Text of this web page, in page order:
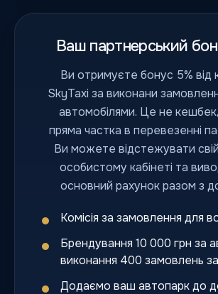
Ваш партнерський
Ви отримуєте бонус 5% від
SkyTaxi за виконани
автомобілями. Це не
пряма частка в перевезенні
Ви можете відстежувати
особистому кабінеті та
основний рахунок разом з
Комісія за замовлення для
Брендування 10 000 грн за
виконання 400 замовлень за
Додаємо ваш автопарк до